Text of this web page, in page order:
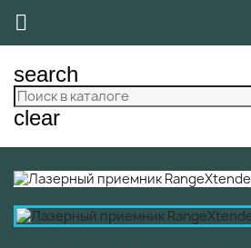

search
clear